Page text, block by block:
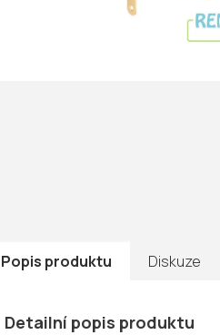
Popis produktu Diskuze
Detailní popis produktu